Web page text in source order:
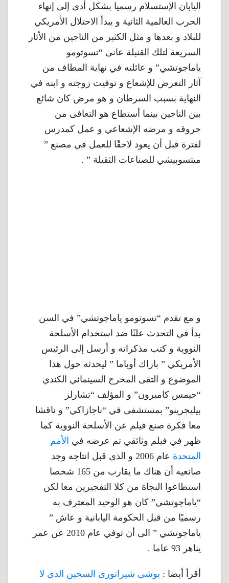
اليابان الإستسلام رسميا بشكل أدى إلى إنهاء
الحرب العالمية الثانية و يبدأ الاحتلال الأمريكي
للبلاد و بعدها و مثل الكثير من الناجين من الأثار
السريعة لتلك القنبلة عانى “تسوتومو
ياماجوتشي” و عائلته في نهاية المطاف من
آثار التعرض للإشعاع و توفيت زوجته و ابنه في
النهاية بسبب السرطان و هو مرض كان شائع
بين الناجين بينما أستطاع هو التعافى من
حروقه و مرضه الإشعاعي و عمل كمدرس
لفترة قبل أن يعود لاحقًا للعمل في مصنع ”
ميتسوبيشي للصناعات الثقيلة ” .
و مع تقدم “تسوتومو ياماجوتشي” في السن
بدأ في التحدث علنًا ضد استخدام الأسلحة
النووية و كتب مذكراته و أرسل إلى الرئيس
الأمريكي ” باراك أوباما ” ليحدثه حول هذا
الموضوع و التقى المخرج السينمائي الكندي
“جيمس كاميرون” و المؤلف “تشارلز
بيليجرينو” بمستشفى في “ناجازاكي” و ناقشا
معا فكرة صنع فيلم عن الأسلحة النووية كما
ظهر في فيلم وثائقي تم عرضه في الأمم
المتحدة
عام 2006 و الذى قبل انتاجه وجد
صانعيه أن هناك ما يقارب من 165 شخصا
استطاعوا النجاة من كلا التفجيرين معا لكن
“ياماجوتشي” كان هو الوحيد المعترف به
رسميًا من قبل الحكومة اليابانية و عاش ”
ياماجوتشي ” الى أن توفي عام 2010 عن عمر
يناهر 93 عاما .
أقرأ أيضا : يوشى شيراتورى السجين الذى لا